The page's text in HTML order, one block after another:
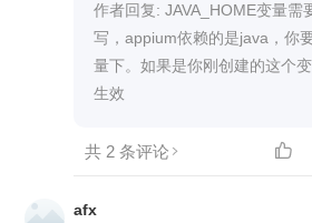
作者回复: JAVA_HOME变量需
写，appium依赖的是java，你
量下。如果是你刚创建的这个
生效
共 2 条评论 
afx